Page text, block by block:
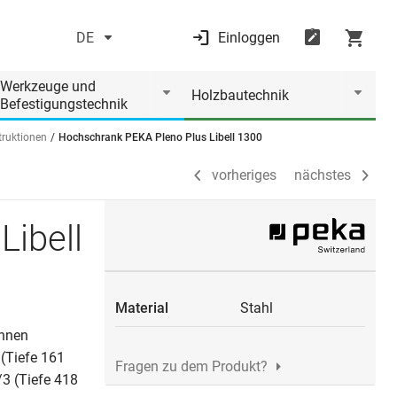
DE Einloggen
Werkzeuge und
Befestigungstechnik
Holzbautechnik
Hochschrank PEKA Pleno Plus Libell 1300
vorheriges nächstes
vorheriges nächstes
161
(Tiefe 418
Material Stahl
Fragen zu dem Produkt?